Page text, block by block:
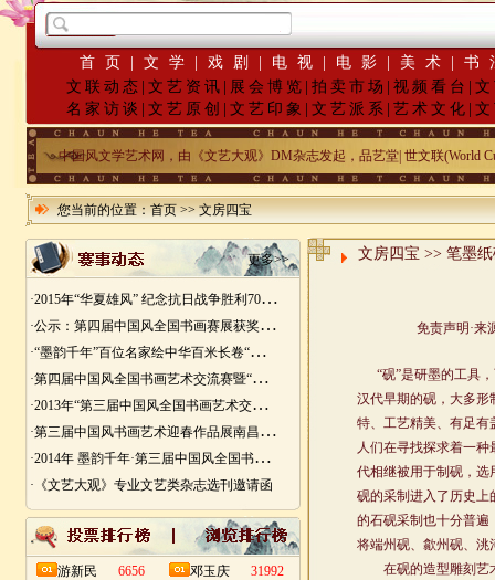
首页 |文学 |戏剧 电视 电影 美术 |书
文联动态 |文艺资讯 展会博览 |拍卖市场 |视频看台 |
名家访谈
|文艺原创 |文艺印象 |文艺派系 |艺术文化 |
中国风文学艺术网，由《文艺大观》DM杂志发起，品艺堂| 世文联(World
您当前的位置：首页>>文房四宝
更多>>
·
2015年“华夏雄风” 纪念抗日战争胜利70周年书画展征稿
·
公示：第四届中国风全国书画赛展获奖入展名单
·
“墨韵千年”百位名家绘中华百米长卷“华夏五千年锦绣山河图”创作
·
第四届中国风全国书画艺术交流赛暨“华夏五千年锦绣山河图”百位名家绘中华百米长卷创作邀请展
·
2013年“第三届中国风全国书画艺术交流赛” 获奖名单
·
第三届中国风书画艺术迎春作品展南昌展胜利开幕
·
2014年 墨韵千年·第三届中国风全国书画艺术迎春作品展 南昌展
·《文艺大观》专业文艺类杂志选刊邀请函
游新民
6656
邓玉庆
31992
文房四宝 >> 笔墨